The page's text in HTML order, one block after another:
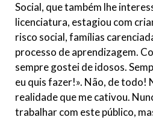
Social, que também lhe
licenciatura, estagiou com
risco social, famílias
processo de aprendizagem.
sempre gostei de idosos.
eu quis fazer!». Não, de todo!
realidade que me cativou.
trabalhar com este público,